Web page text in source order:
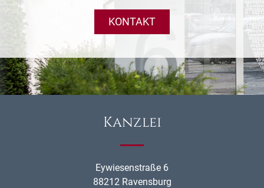
KONTAKT
Kanzlei
Eywiesenstraße 6
88212 Ravensburg